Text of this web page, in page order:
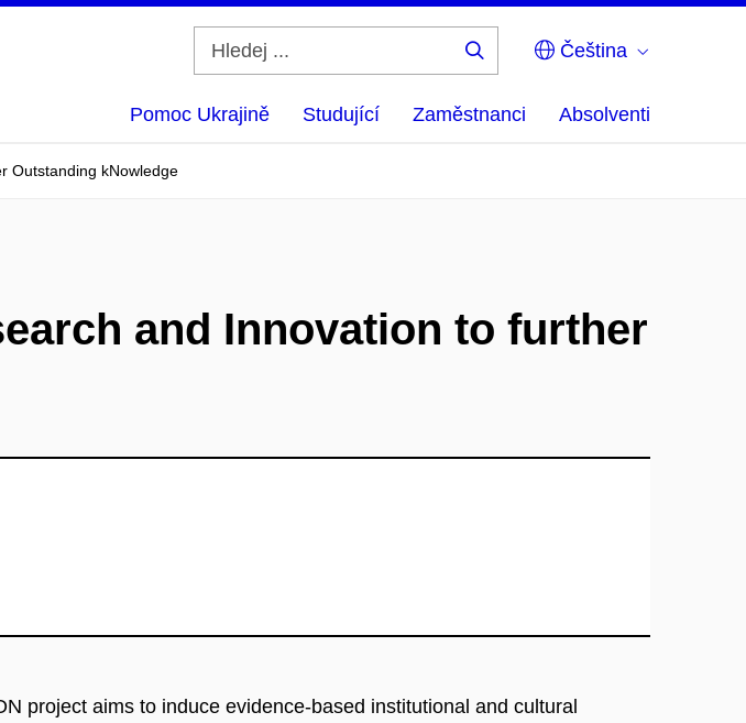
Čeština
Pomoc Ukrajině Studující Zaměstnanci Absolventi
Outstanding kNowledge
and Innovation to further
project aims to induce evidence-based institutional and cultural